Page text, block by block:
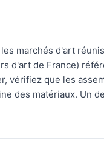
marchés d'art
d'art de France)
vérifiez que les
des matériaux. Un